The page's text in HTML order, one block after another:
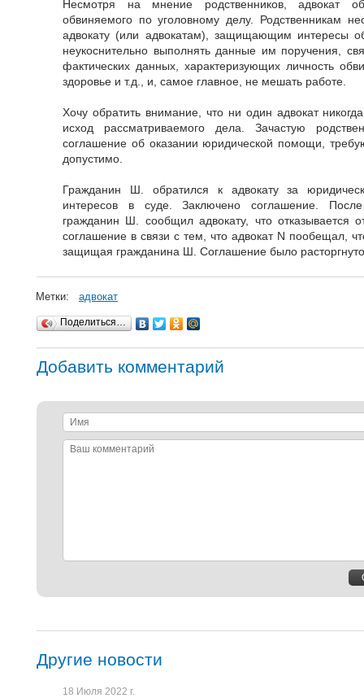
Несмотря на мнение родственников, адвокат
обвиняемого по уголовному делу. Родственникам
адвокату (или адвокатам), защищающим интересы
неукоснительно выполнять данные им поручения,
фактических данных, характеризующих личность
здоровье и т.д., и, самое главное, не мешать работе.
Хочу обратить внимание, что ни один адвокат
исход рассматриваемого дела. Зачастую
соглашение об оказании юридической помощи,
допустимо.
Гражданин Ш. обратился к адвокату за
интересов в суде. Заключено соглашение. После
гражданин Ш. сообщил адвокату, что отказывается
соглашение в связи с тем, что адвокат N пообещал,
защищая гражданина Ш. Соглашение было
Метки: адвокат
Поделиться…
Добавить комментарий
Имя
Ваш
Другие новости
18 Июля 2022 г.